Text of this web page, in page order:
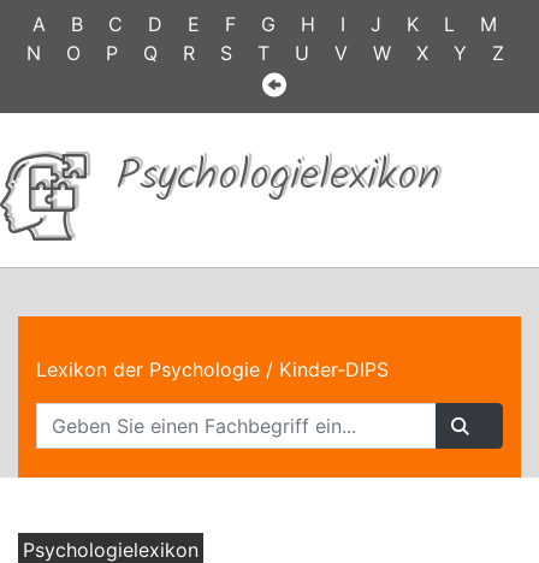
A B C D E F G H I J K L
M
N
O P Q R S T U V W X Y Z
Psychologielexikon
Lexikon der Psychologie / Kinder-DIPS
Psychologielexikon